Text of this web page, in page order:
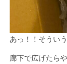
あっ！！そうい
廊下で広げたら